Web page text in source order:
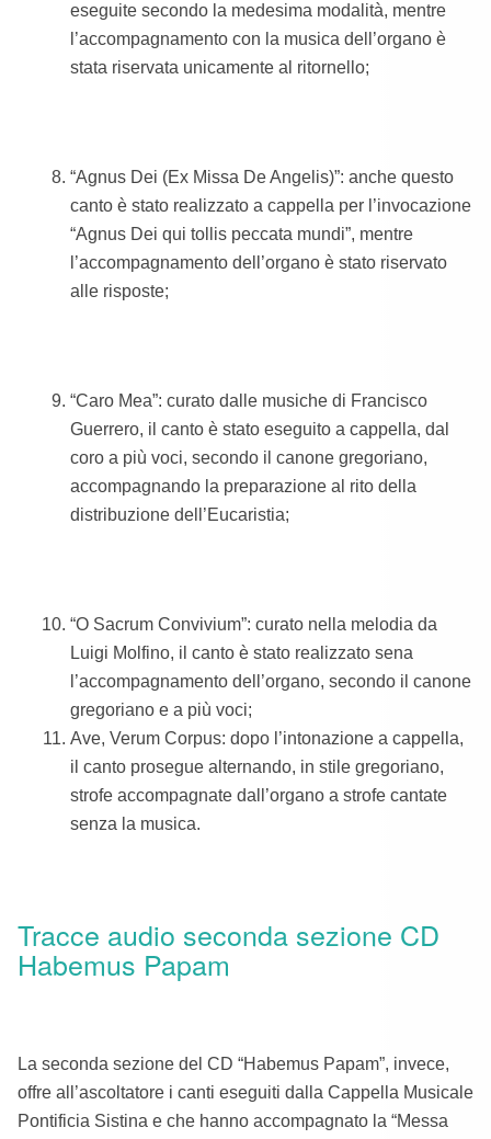
eseguite secondo la medesima modalità, mentre
l’accompagnamento con la musica dell’organo è
stata riservata unicamente al ritornello;
“Agnus Dei (Ex Missa De Angelis)”: anche questo
canto è stato realizzato a cappella per l’invocazione
“Agnus Dei qui tollis peccata mundi”, mentre
l’accompagnamento dell’organo è stato riservato
alle risposte;
“Caro Mea”: curato dalle musiche di Francisco
Guerrero, il canto è stato eseguito a cappella, dal
coro a più voci, secondo il canone gregoriano,
accompagnando la preparazione al rito della
distribuzione dell’Eucaristia;
“O Sacrum Convivium”: curato nella melodia da
Luigi Molfino, il canto è stato realizzato sena
l’accompagnamento dell’organo, secondo il canone
gregoriano e a più voci;
Ave, Verum Corpus: dopo l’intonazione a cappella,
il canto prosegue alternando, in stile gregoriano,
strofe accompagnate dall’organo a strofe cantate
senza la musica.
Tracce audio seconda sezione CD
Habemus Papam
La seconda sezione del CD “Habemus Papam”, invece,
offre all’ascoltatore i canti eseguiti dalla Cappella Musicale
Pontificia Sistina e che hanno accompagnato la “Messa